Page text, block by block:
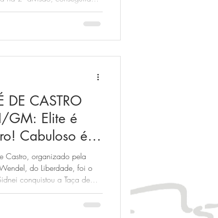
e Ajax, de Flávio
DE CASTRO
GM: Elite é
Cabuloso é
Castro, organizado pela
do Liberdade, foi o
conquistou a Taça de